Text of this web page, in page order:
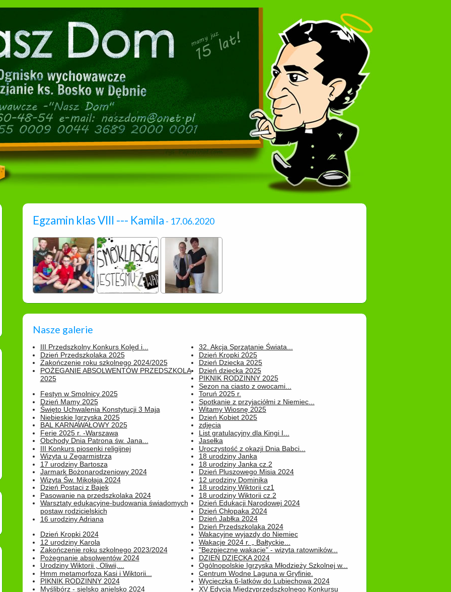
Egzamin klas VIII --- Kamila - 17.06.2020
Nasze galerie
III Przedszkolny Konkurs Kolęd i...
Dzień Przedszkolaka 2025
32. Akcja Sprzątanie Świata...
Dzień Kropki 2025
Zakończenie roku szkolnego 2024/2025
POŻEGANIE ABSOLWENTÓW PRZEDSZKOLA
2025
Dzień Dziecka 2025
Dzień dziecka 2025
PIKNIK RODZINNY 2025
Sezon na ciasto z owocami...
Festyn w Smolnicy 2025
Dzień Mamy 2025
Toruń 2025 r.
Spotkanie z przyjaciółmi z Niemiec...
Święto Uchwalenia Konstytucji 3 Maja
Niebieskie Igrzyska 2025
Witamy Wiosnę 2025
Dzień Kobiet 2025
BAL KARNAWAŁOWY 2025
Ferie 2025 r. -Warszawa
zdjęcia
List gratulacyjny dla Kingi I...
Obchody Dnia Patrona św. Jana...
III Konkurs piosenki religijnej
Jasełka
Uroczystość z okazji Dnia Babci...
Wizyta u Zegarmistrza
17 urodziny Bartosza
18 urodziny Janka
18 urodziny Janka cz.2
Jarmark Bożonarodzeniowy 2024
Wizyta Św. Mikołaja 2024
Dzień Pluszowego Misia 2024
12 urodziny Dominika
Dzień Postaci z Bajek
Pasowanie na przedszkolaka 2024
18 urodziny Wiktorii cz1
18 urodziny Wiktorii cz.2
Warsztaty edukacyjne-budowania świadomych
postaw rodzicielskich
16 urodziny Adriana
Dzień Edukacji Narodowej 2024
Dzień Chłopaka 2024
Dzień Jabłka 2024
Dzień Przedszkolaka 2024
Dzień Kropki 2024
12 urodziny Karola
Wakacyjne wyjazdy do Niemiec
Wakacje 2024 r. „ Bałtyckie...
Zakończenie roku szkolnego 2023/2024
Pożegnanie absolwentów 2024
"Bezpieczne wakacje" - wizyta ratowników...
DZIEŃ DZIECKA 2024
Urodziny Wiktorii , Oliwii,...
Hmm metamorfoza Kasi i Wiktorii...
Ogólnopolskie Igrzyska Młodzieży Szkolnej w...
Centrum Wodne Laguna w Gryfinie.
PIKNIK RODZINNY 2024
Myślibórz - sielsko anielsko 2024
Wycieczka 6-latków do Lubiechowa 2024
XV Edycja Międzyprzedszkolnego Konkursu